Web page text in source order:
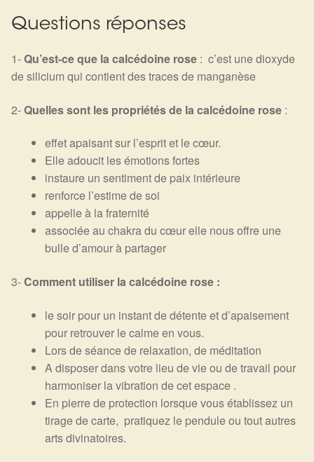
Questions réponses
1-Qu’est-ce que la calcédoine rose : c’est une dioxyde
de silicium qui contient des traces de manganèse
2-Quelles sont les propriétésde la calcédoine rose :
effet apaisant sur l’esprit et le cœur.
Elle adoucit les émotions fortes
instaure un sentiment de paix intérieure
renforce l’estime de soi
appelle à la fraternité
associée au chakra du cœur elle nous offre une
bulle d’amour à partager
3-Comment utiliser la calcédoine rose :
le soir pour un instant de détente et d’apaisement
pour retrouver le calme en vous.
Lors de séance de relaxation, de méditation
A disposer dans votre lieu de vie ou de travail pour
harmoniser la vibration de cet espace .
En pierre de protection lorsque vous établissez un
tirage de carte, pratiquez le pendule ou tout autres
arts divinatoires.